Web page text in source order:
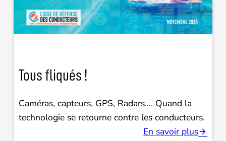
Tous fliqués !
Caméras, capteurs, GPS, Radars…. Quand la
technologie se retourne contre les conducteurs.
En savoir plus